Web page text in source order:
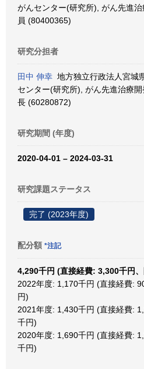
がんセンター(研究所), がん先進
員 (80400365)
研究分担者
田中 伸幸 地方独立行政法人宮城
センター(研究所), がん先進治療
長 (60280872)
研究期間 (年度)
2020-04-01 – 2024-03-31
研究課題ステータス
完了 (2023年度)
配分額 *注記
4,290千円 (直接経費: 3,300千円
2022年度: 1,170千円 (直接経費:
円)
2021年度: 1,430千円 (直接経費:
千円)
2020年度: 1,690千円 (直接経費:
千円)